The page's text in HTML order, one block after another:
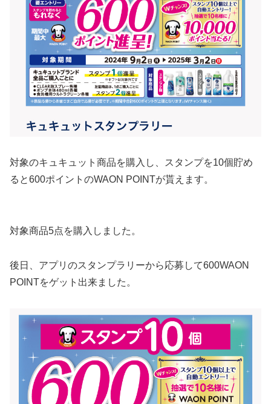
対象のキュキュット商品を購入し、スタンプを10個貯め
ると600ポイントのWAON POINTが貰えます。
対象商品5点を購入しました。
後日、アプリのスタンプラリーから応募して600WAON
POINTをゲット出来ました。